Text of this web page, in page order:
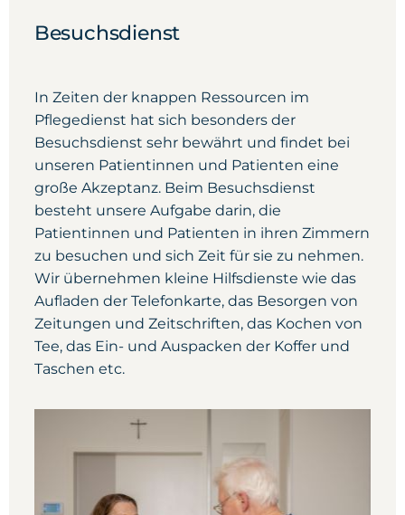
Besuchsdienst
In Zeiten der knappen Ressourcen im
Pflegedienst hat sich besonders der
Besuchsdienst sehr bewährt und findet bei
unseren Patientinnen und Patienten eine
große Akzeptanz. Beim Besuchsdienst
besteht unsere Aufgabe darin, die
Patientinnen und Patienten in ihren Zimmern
zu besuchen und sich Zeit für sie zu nehmen.
Wir übernehmen kleine Hilfsdienste wie das
Aufladen der Telefonkarte, das Besorgen von
Zeitungen und Zeitschriften, das Kochen von
Tee, das Ein- und Auspacken der Koffer und
Taschen etc.